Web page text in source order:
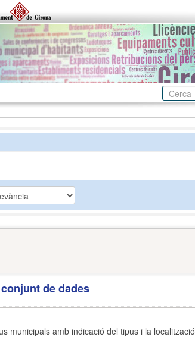
de dades
municipals amb indicació del tipus i la localització